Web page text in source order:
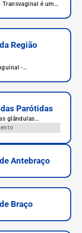
é um
sanguíneo, sendo
uterinas e
Região
-
Parótidas
glândulas
de saliva.
Antebraço
Braço